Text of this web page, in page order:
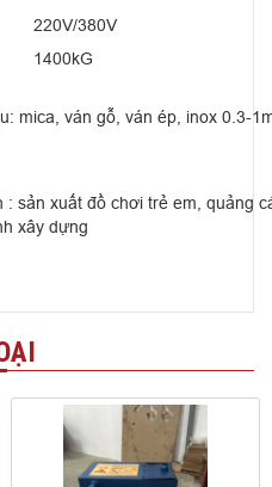
220V/380V
1400kG
mica, ván gỗ, ván ép, inox 0.3-
sản xuất đồ chơi trẻ em, quảng
xây dựng